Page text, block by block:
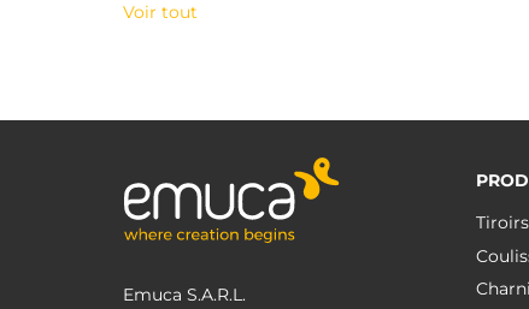
Voir tout
Emuca S.A.R.L.
Tiroirs